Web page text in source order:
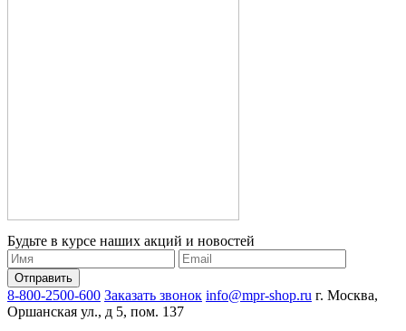
Будьте в курсе наших акций и новостей
8-800-2500-600 Заказать звонок info@mpr-shop.ru г. Москва,
Оршанская ул., д 5, пом. 137